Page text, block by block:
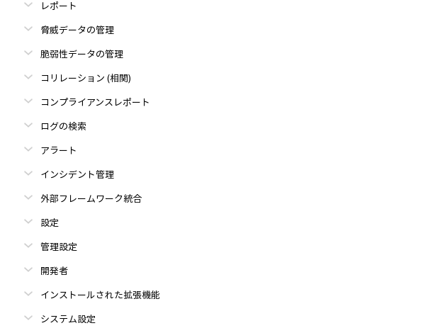
レポート
脅威データの管理
脆弱性データの管理
コリレーション (相関)
コンプライアンスレポート
ログの検索
アラート
インシデント管理
外部フレームワーク統合
設定
管理設定
開発者
インストールされた拡張機能
システム設定